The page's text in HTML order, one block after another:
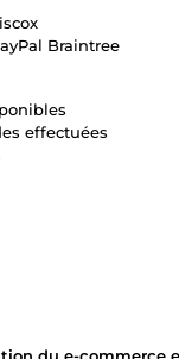
Braintree
effectuées